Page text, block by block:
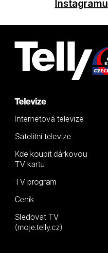
Instagramu
Televize
Internetová televize
Satelitní televize
Kde koupit dárkovou
TV kartu
TV program
Ceník
Sledovat TV
(moje.telly.cz)